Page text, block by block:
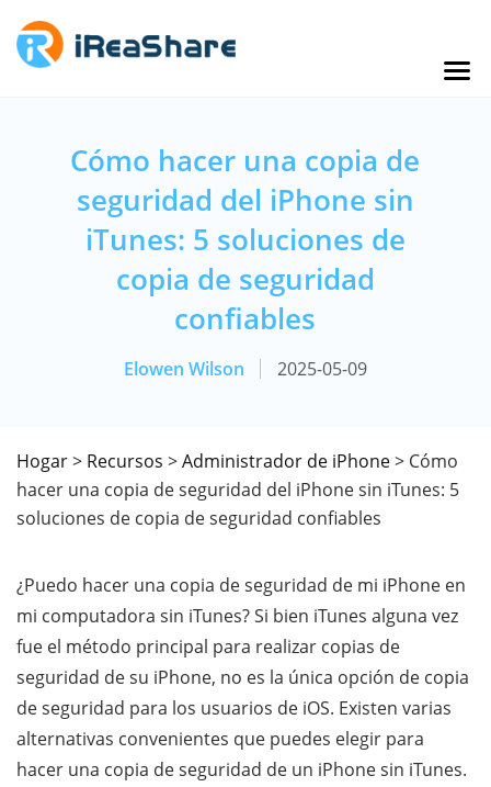
Cómo hacer una copia de
seguridad del iPhone sin
iTunes: 5 soluciones de
copia de seguridad
confiables
Elowen Wilson 2025-05-09
Hogar> Recursos >Administrador de iPhone> Cómo
hacer una copia de seguridad del iPhone sin iTunes: 5
soluciones de copia de seguridad confiables
¿Puedo hacer una copia de seguridad de mi iPhone en
mi computadora sin iTunes? Si bien iTunes alguna vez
fue el método principal para realizar copias de
seguridad de su iPhone, no es la única opción de copia
de seguridad para los usuarios de iOS. Existen varias
alternativas convenientes que puedes elegir para
hacer una copia de seguridad de un iPhone sin iTunes.